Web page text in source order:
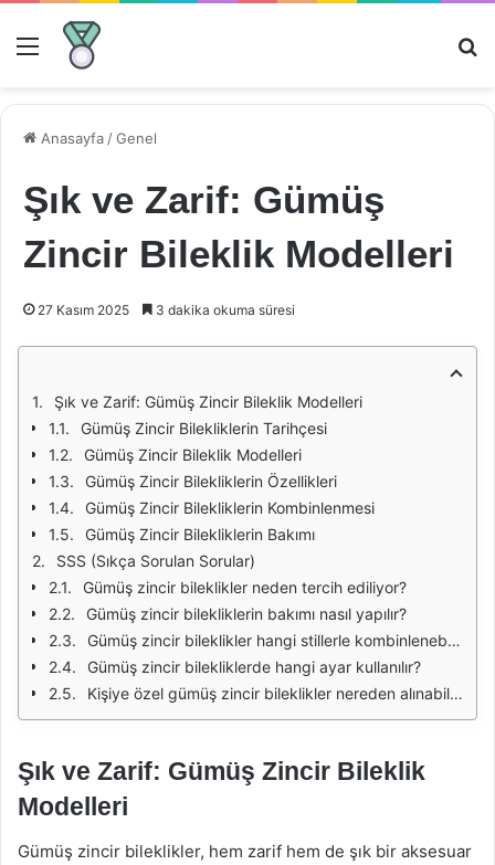
Menü
Anasayfa /Genel
Şık ve Zarif: Gümüş
Zincir Bileklik Modelleri
27 Kasım 2025 3 dakika okuma süresi
Şık ve Zarif: Gümüş Zincir Bileklik Modelleri
Gümüş Zincir Bilekliklerin Tarihçesi
Gümüş Zincir Bileklik Modelleri
Gümüş Zincir Bilekliklerin Özellikleri
Gümüş Zincir Bilekliklerin Kombinlenmesi
Gümüş Zincir Bilekliklerin Bakımı
SSS (Sıkça Sorulan Sorular)
Gümüş zincir bileklikler neden tercih ediliyor?
Gümüş zincir bilekliklerin bakımı nasıl yapılır?
Gümüş zincir bileklikler hangi stillerle kombinlenebilir?
Gümüş zincir bilekliklerde hangi ayar kullanılır?
Kişiye özel gümüş zincir bileklikler nereden alınabilir?
Şık ve Zarif: Gümüş Zincir Bileklik
Modelleri
Gümüş zincir bileklikler, hem zarif hem de şık bir aksesuar